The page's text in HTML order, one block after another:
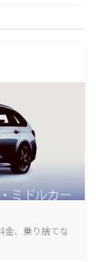
金、乗り捨てな